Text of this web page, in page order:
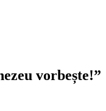
vorbește!”